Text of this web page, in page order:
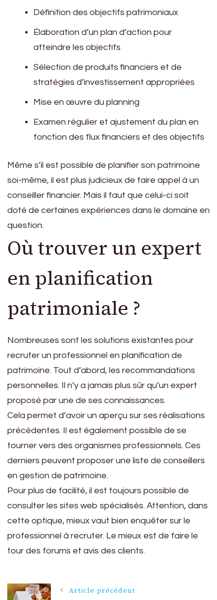
Définition des objectifs patrimoniaux
Élaboration d’un plan d’action pour
atteindre les objectifs
Sélection de produits financiers et de
stratégies d’investissement appropriées
Mise en œuvre du planning
Examen régulier et ajustement du plan en
fonction des flux financiers et des objectifs
Même s’il est possible de planifier son patrimoine
soi-même, il est plus judicieux de faire appel à un
conseiller financier. Mais il faut que celui-ci soit
doté de certaines expériences dans le domaine en
question.
Où trouver un expert
en planification
patrimoniale ?
Nombreuses sont les solutions existantes pour
recruter un professionnel en planification de
patrimoine. Tout d’abord, les recommandations
personnelles. Il n’y a jamais plus sûr qu’un expert
proposé par une de ses connaissances.
Cela permet d’avoir un aperçu sur ses réalisations
précédentes. Il est également possible de se
tourner vers des organismes professionnels. Ces
derniers peuvent proposer une liste de conseillers
en gestion de patrimoine.
Pour plus de facilité, il est toujours possible de
consulter les sites web spécialisés. Attention, dans
cette optique, mieux vaut bien enquêter sur le
professionnel à recruter. Le mieux est de faire le
tour des forums et avis des clients.
Article précédent